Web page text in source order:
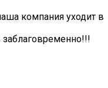
компания уходит в
заблаговременно!!!